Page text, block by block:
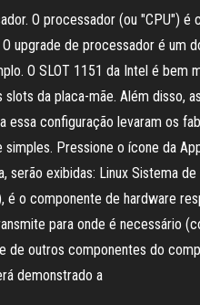
O processador (ou "CPU")
upgrade de processador é um
O SLOT 1151 da Intel é
slots da placa-mãe. Além
essa configuração levaram os
Pressione o ícone da
serão exibidas: Linux Sistema
é o componente de hardware
para onde é necessário
outros componentes do
demonstrado a